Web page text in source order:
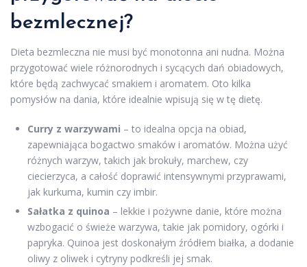
bezmlecznej?
Dieta bezmleczna nie musi być monotonna ani nudna. Można
przygotować wiele różnorodnych i sycących dań obiadowych,
które będą zachwycać smakiem i aromatem. Oto kilka
pomysłów na dania, które idealnie wpisują się w tę dietę.
Curry z warzywami – to idealna opcja na obiad,
zapewniająca bogactwo smaków i aromatów. Można użyć
różnych warzyw, takich jak brokuły, marchew, czy
ciecierzyca, a całość doprawić intensywnymi przyprawami,
jak kurkuma, kumin czy imbir.
Sałatka z quinoa – lekkie i pożywne danie, które można
wzbogacić o świeże warzywa, takie jak pomidory, ogórki i
papryka. Quinoa jest doskonałym źródłem białka, a dodanie
oliwy z oliwek i cytryny podkreśli jej smak.